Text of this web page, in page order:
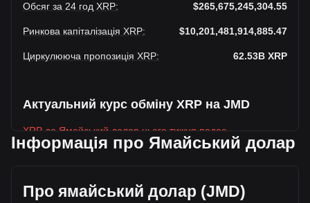
Обсяг за 24 год XRP: $265,675,245,304.55
Ринкова капіталізація XRP: $10,201,481,914,885.47
Циркулююча пропозиція XRP: 62.53B XRP
Актуальний курс обміну XRP на JMD
XRP до Ямайський долар цього тижня падає.
Поточна ринкова ціна XRP становить $163.14 за XRP, а
$10,201,481,914,885.47 JMD , розрахована на основі
циркулюючої пропозиції у розмірі 62,533,270,000 XRP. За
Інформація про Ямайський долар
Про ямайський долар (JMD)